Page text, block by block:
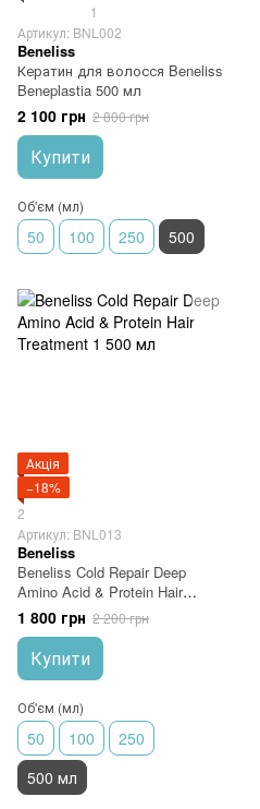
1
Артикул: BNL002
Beneliss
Кератин для волосся Beneliss
Beneplastia 500 мл
2 100 грн 2 800 грн
Купити
Об'єм (мл)
50 100 250 500
Акція
−18%
2
Артикул: BNL013
Beneliss
Beneliss Cold Repair Deep
Amino Acid & Protein Hair
Treatment 1 500 мл
1 800 грн 2 200 грн
Купити
Об'єм (мл)
50 100
250
500 мл